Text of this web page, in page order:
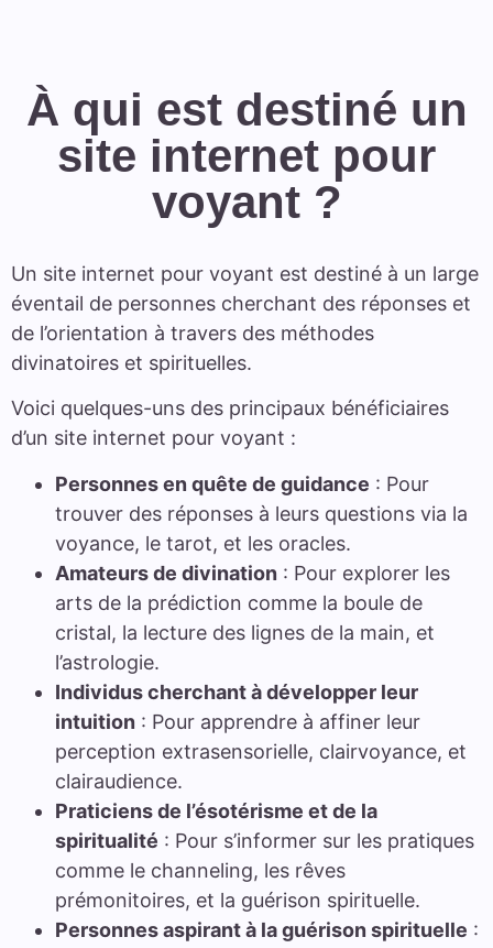
À qui est destiné un
site internet pour
voyant ?
Un site internet pour voyant est destiné à un large
éventail de personnes cherchant des réponses et
de l’orientation à travers des méthodes
divinatoires et spirituelles.
Voici quelques-uns des principaux bénéficiaires
d’un site internet pour voyant :
Personnes en quête de guidance : Pour
trouver des réponses à leurs questions via la
voyance, le tarot, et les oracles.
Amateurs de divination : Pour explorer les
arts de la prédiction comme la boule de
cristal, la lecture des lignes de la main, et
l’astrologie.
Individus cherchant à développer leur
intuition : Pour apprendre à affiner leur
perception extrasensorielle, clairvoyance, et
clairaudience.
Praticiens de l’ésotérisme et de la
spiritualité : Pour s’informer sur les pratiques
comme le channeling, les rêves
prémonitoires, et la guérison spirituelle.
Personnes aspirant à la guérison spirituelle :